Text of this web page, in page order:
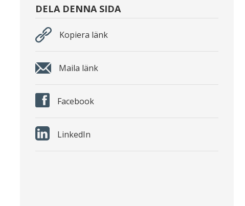
DELA DENNA SIDA
Kopiera länk
Maila länk
Facebook
LinkedIn